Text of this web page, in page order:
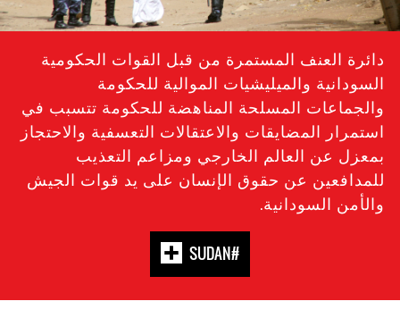
دائرة العنف المستمرة من قبل القوات الحكومية
السودانية والميليشيات الموالية للحكومة
والجماعات المسلحة المناهضة للحكومة تتسبب في
استمرار المضايقات والاعتقالات التعسفية والاحتجاز
بمعزل عن العالم الخارجي ومزاعم التعذيب
للمدافعين عن حقوق الإنسان على يد قوات الجيش
والأمن السودانية.
#SUDAN